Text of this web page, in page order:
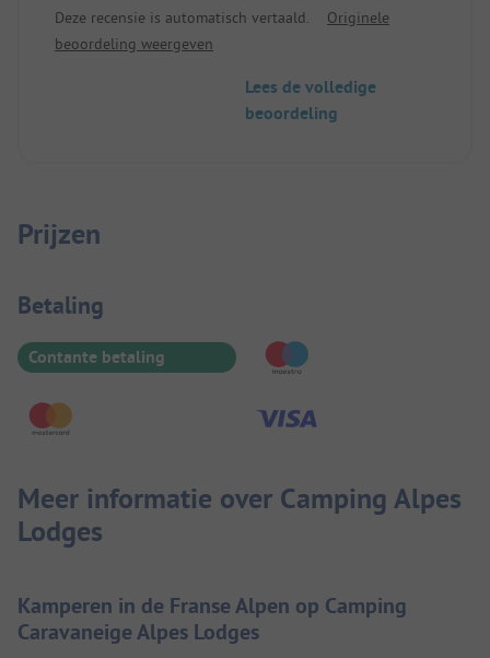
schoongemaakt kunnen worden, vaak maar één
keer per dag. Toiletpapier is aanwezig.
Je kunt de avond ervoor verse baquette bestellen
Deze recensie is automatisch vertaald.
Originele
beoordeling weergeven
Lees de volledige
beoordeling
Prijzen
Betaalinformatie
Betaling
Contante betaling
Meer informatie over Camping Alpes
Lodges
Kamperen in de Franse Alpen op Camping
Caravaneige Alpes Lodges